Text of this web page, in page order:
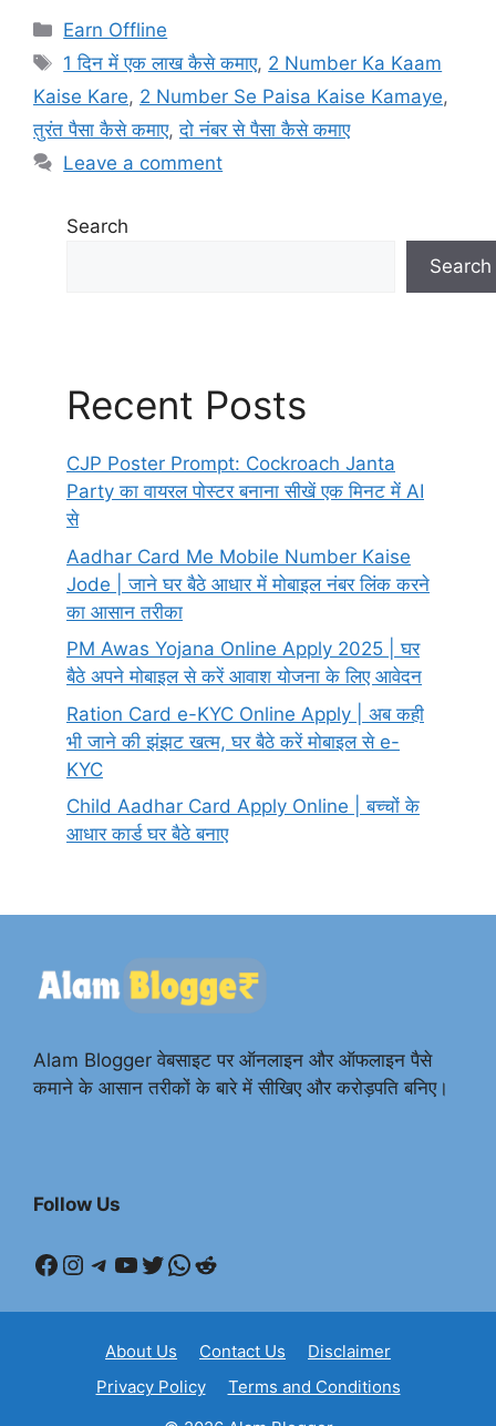
c
e
b
o
o
at
s
A
p
p
gr
a
m
e
Categories
Earn Offline
Tags
1 दिन में एक लाख कैसे कमाए, 2 Number Ka Kaam
Kaise Kare, 2 Number Se Paisa Kaise Kamaye,
तुरंत पैसा कैसे कमाए,दो नंबर से पैसा कैसे कमाए
Leave a comment
Search
Search
Recent Posts
CJP Poster Prompt: Cockroach Janta
Party का वायरल पोस्टर बनाना सीखें एक मिनट में AI
से
Aadhar Card Me Mobile Number Kaise
Jode | जाने घर बैठे आधार में मोबाइल नंबर लिंक करने
का आसान तरीका
PM Awas Yojana Online Apply 2025 | घर
बैठे अपने मोबाइल से करें आवाश योजना के लिए आवेदन
Ration Card e-KYC Online Apply | अब कही
भी जाने की झंझट खत्म, घर बैठे करें मोबाइल से e-
KYC
Child Aadhar Card Apply Online | बच्चों के
आधार कार्ड घर बैठे बनाए
Alam Blogger वेबसाइट पर ऑनलाइन और ऑफलाइन पैसे
कमाने के आसान तरीकों के बारे में सीखिए और करोड़पति बनिए।
Follow Us
Facebook
Instagram
Telegram
YouTube
Twitter
WhatsApp
Reddit
About Us Contact Us
Disclaimer
Privacy Policy
Terms and Conditions